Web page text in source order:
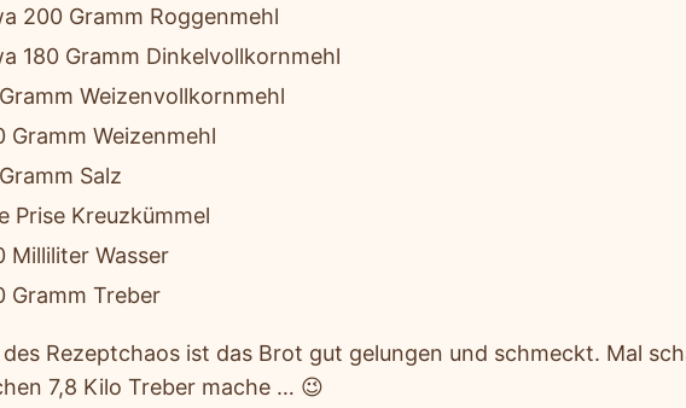
200 Gramm Roggenmehl
180 Gramm Dinkelvollkornmehl
Weizenvollkornmehl
Gramm Weizenmehl
Salz
Prise Kreuzkümmel
Milliliter Wasser
Gramm Treber
Rezeptchaos ist das Brot gut gelungen und schmeckt. Mal
7,8 Kilo Treber mache … 😉